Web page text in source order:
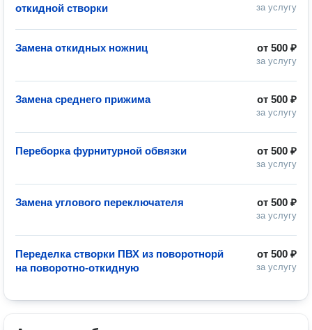
за услугу
откидной створки
от 500 ₽
за услугу
Замена откидных ножниц
от 500 ₽
за услугу
Замена среднего прижима
от 500 ₽
за услугу
Переборка фурнитурной обвязки
от 500 ₽
за услугу
Замена углового переключателя
от 500 ₽
за услугу
Переделка створки ПВХ из поворотнорй
на поворотно-откидную